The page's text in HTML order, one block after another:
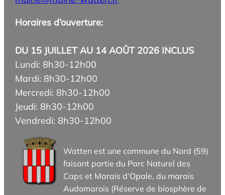
Horaires d’ouverture:
DU 15 JUILLET AU 14 AOÛT 2026 INCLUS
Lundi: 8h30-12h00
Mardi: 8h30-12h00
Mercredi: 8h30-12h00
Jeudi: 8h30-12h00
Vendredi: 8h30-12h00
Watten est une commune du Nord (59)
faisant partie du Parc Naturel des
Caps et Marais d’Opale, du marais
Audomarois (Réserve de biosphère de